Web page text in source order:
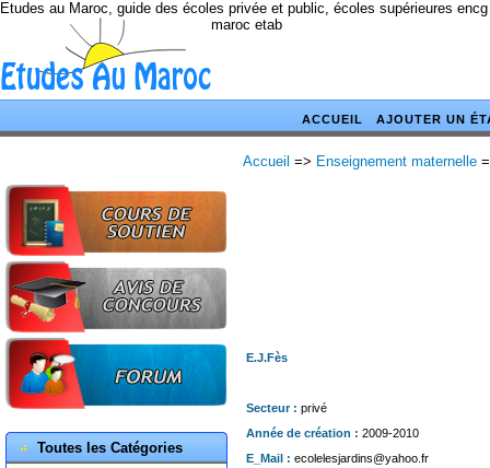
Etudes au Maroc, guide des écoles privée et public, écoles supérieures
maroc etab
ACCUEIL AJOUTER UN
Toutes les Catégories
Accueil => Enseignement maternelle
E.J.Fès
Secteur : privé
Année de création : 2009-2010
E_Mail : ecolelesjardins@yahoo.fr